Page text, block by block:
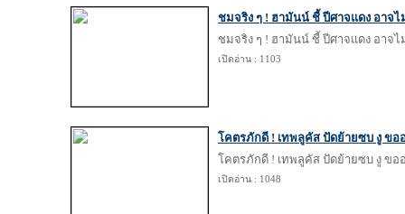
ชมจริง ๆ ! ฮามันน์ ชี้ ปีศาจแดง อาจ
ชมจริง ๆ ! ฮามันน์ ชี้ ปีศาจแดง อาจ
เปิดอ่าน : 1103
โคตรภักดี ! เทพลูคัส ปัดย้ายซบ งู ข
โคตรภักดี ! เทพลูคัส ปัดย้ายซบ งู ข
เปิดอ่าน : 1048